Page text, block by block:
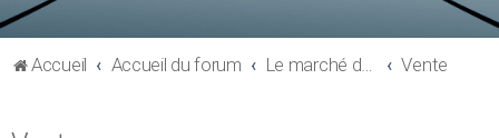
Accueil Accueil du forum Le marché du collectionneur Vente